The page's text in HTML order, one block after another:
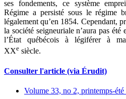
ses fondements, ce système
Régime a persisté sous le régime
légalement qu’en 1854. Cependant,
la société seigneuriale n’aura pas été
l’État québécois à légiférer à
XXe siècle.
Consulter l'article (via Érudit)
Volume 33, no 2, printemps-